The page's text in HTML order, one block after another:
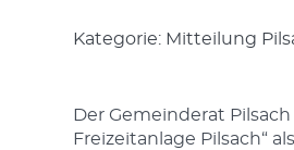
Kategorie: Mitteilung
Der Gemeinderat
Freizeitanlage Pilsach“